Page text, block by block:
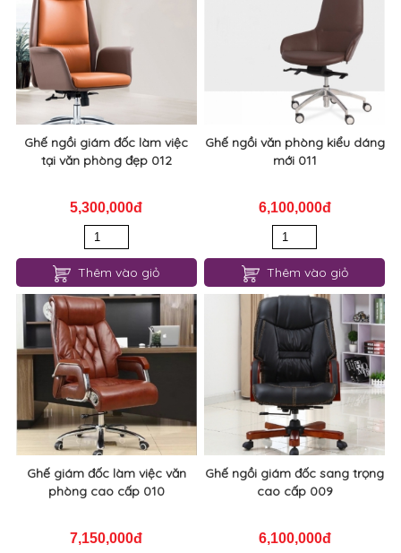
Ghế ngồi giám đốc làm việc
tại văn phòng đẹp 012
5,300,000đ
Thêm vào giỏ
Ghế ngồi văn phòng kiểu dáng
mới 011
6,100,000đ
Thêm vào giỏ
Ghế giám đốc làm việc văn
phòng cao cấp 010
7,150,000đ
Ghế ngồi giám đốc sang trọng
cao cấp 009
6,100,000đ